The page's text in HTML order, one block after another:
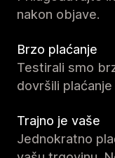
nakon objave.
Brzo plaćanje
Testirali smo
dovršili
Trajno je vaše
Jednokratno